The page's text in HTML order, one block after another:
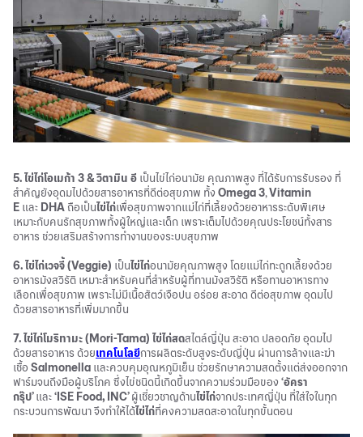
5. ไข่ไก่โอเมก้า 3 & วิตามิน อี เป็นไข่ไก่อนามัย คุณภาพสูง ที่ได้รับการรับรอง ที่
สำคัญยังอุดมไปด้วยสารอาหารที่ดีต่อสุขภาพ ทั้ง Omega 3,Vitamin
E และ DHA ถือเป็นไข่ไก่เพื่อสุขภาพจากแม่ไก่ที่เลี้ยงด้วยอาหารระดับพิเศษ
เหมาะกับคนรักสุขภาพทั้งผู้ใหญ่และเด็ก เพราะเต็มไปด้วยคุณประโยชน์ทั้งสาร
อาหาร ช่วยเสริมสร้างการทำงานของระบบสุขภาพ
6. ไข่ไก่เวจจี้ (Veggie) เป็นไข่ไก่อนามัยคุณภาพสูง โดยแม่ไก่ทะถูกเลี้ยงด้วย
อาหารมังสวิรัติ เหมาะสำหรับคนที่สำหรับผู้ที่ทานมังสวิรัติ หรือทานอาหารทาง
เลือกเพื่อสุขภาพ เพราะไม่มีเนื้อสัตว์เจือปน อร่อย สะอาด ดีต่อสุขภาพ อุดมไป
ด้วยสารอาหารที่เพิ่มมากขึ้น
7. ไข่ไก่โมริทามะ (Mori-Tama) ไข่ไก่สดสไตล์ญี่ปุ่น สะอาด ปลอดภัย อุดมไป
ด้วยสารอาหาร ด้วยเทคโนโลยีการผลิตระดับสูงระดับญี่ปุ่น ผ่านการล้างและฆ่า
เชื้อ Salmonella และควบคุมอุณหภูมิเย็น ช่วยรักษาความสดตั้งแต่ส่งออกจาก
ฟาร์มจนถึงมือผู้บริโภค ซึ่งไข่ชนิดนี้เกิดขึ้นจากความร่วมมือของ ‘อัครา
กรุ๊ป’และ‘ISE Food, INC’ผู้เชี่ยวชาญด้านไข่ไก่จากประเทศญี่ปุ่น ที่ใส่ใจในทุก
กระบวนการพัฒนา จึงทำให้ได้ไข่ไก่ที่คงความสดสะอาดในทุกขั้นตอน